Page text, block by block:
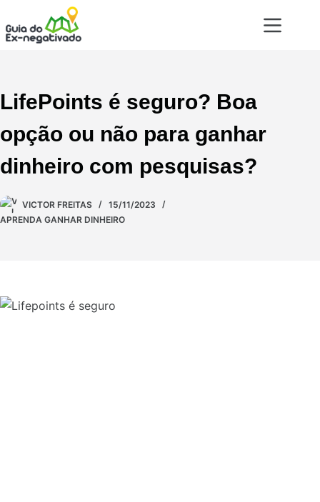
LifePoints é seguro? Boa
opção ou não para ganhar
dinheiro com pesquisas?
VICTOR FREITAS
15/11/2023
APRENDA GANHAR DINHEIRO